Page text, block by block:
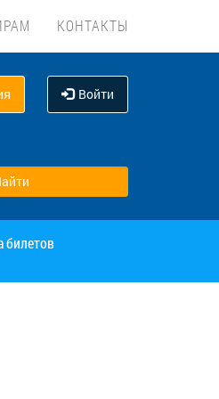
КОНТАКТЫ
Войти
билетов